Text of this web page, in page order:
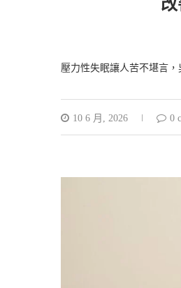
壓力性失眠讓人苦不堪言
10 6 月, 2026 0